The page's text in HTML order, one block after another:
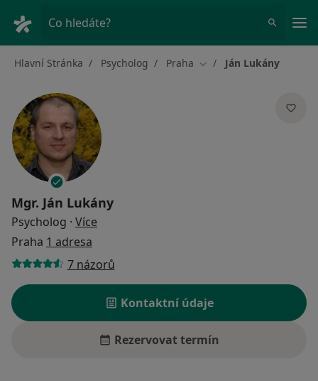
Co hledáte?
Hlavní Stránka Psycholog Praha Změna města
Ján Lukány
Mgr. Ján Lukány
Psycholog · Více
Praha 1 adresa
7 názorů
Kontaktní údaje
Rezervovat termín